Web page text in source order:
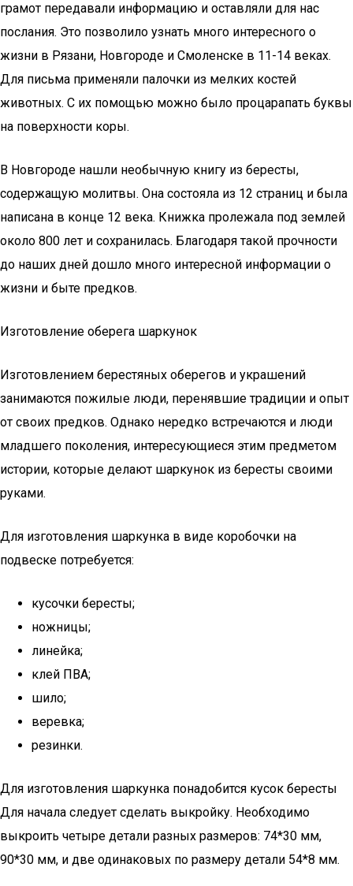
грамот передавали информацию и оставляли для нас
послания. Это позволило узнать много интересного о
жизни в Рязани, Новгороде и Смоленске в 11-14 веках.
Для письма применяли палочки из мелких костей
животных. С их помощью можно было процарапать буквы
на поверхности коры.
В Новгороде нашли необычную книгу из бересты,
содержащую молитвы. Она состояла из 12 страниц и была
написана в конце 12 века. Книжка пролежала под землей
около 800 лет и сохранилась. Благодаря такой прочности
до наших дней дошло много интересной информации о
жизни и быте предков.
Изготовление оберега шаркунок
Изготовлением берестяных оберегов и украшений
занимаются пожилые люди, перенявшие традиции и опыт
от своих предков. Однако нередко встречаются и люди
младшего поколения, интересующиеся этим предметом
истории, которые делают шаркунок из бересты своими
руками.
Для изготовления шаркунка в виде коробочки на
подвеске потребуется:
кусочки бересты;
ножницы;
линейка;
клей ПВА;
шило;
веревка;
резинки.
Для изготовления шаркунка понадобится кусок бересты
Для начала следует сделать выкройку. Необходимо
выкроить четыре детали разных размеров: 74*30 мм,
90*30 мм, и две одинаковых по размеру детали 54*8 мм.